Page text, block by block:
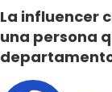
La influencer
una persona